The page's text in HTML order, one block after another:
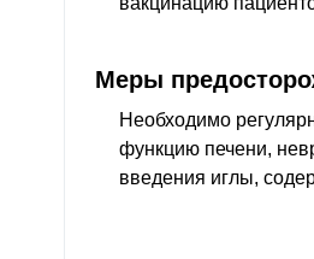
Меры
Необходимо
функцию печени,
введения иглы,